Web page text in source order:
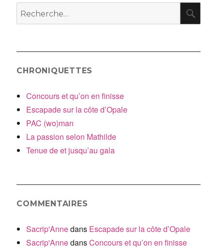
Recherche
pour
CHRONIQUETTES
Concours et qu’on en finisse
Escapade sur la côte d’Opale
PAC (wo)man
La passion selon Mathilde
Tenue de et jusqu’au gala
COMMENTAIRES
Sacrip'Annedans Escapade sur la côte d’Opale
Sacrip'AnnedansConcours et qu’on en finisse